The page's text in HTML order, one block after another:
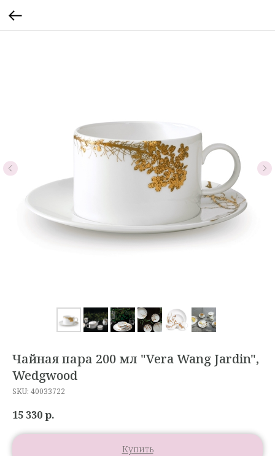
Чайная пара 200 мл "Vera Wang Jardin",
Wedgwood
SKU: 40033722
15 330р.
Купить